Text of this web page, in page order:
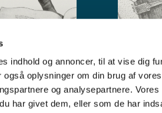
indhold og annoncer, til at vise dig
oplysninger om din brug af
og analysepartnere.
har givet dem, eller som de har